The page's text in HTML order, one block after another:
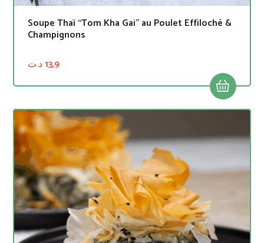
Soupe Thaï “Tom Kha Gai” au Poulet Effiloché &
Champignons
13,9د.ت